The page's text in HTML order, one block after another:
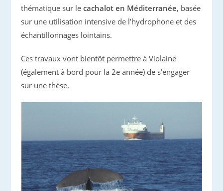
thématique sur lecachalot en Méditerranée, basée
sur une utilisation intensive de l’hydrophone et des
échantillonnages lointains.
Ces travaux vont bientôt permettre à Violaine
(également à bord pour la 2e année) de s’engager
sur une thèse.